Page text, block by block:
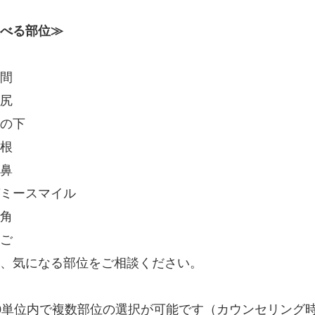
る部位≫
下
ースマイル
気になる部位をご相談ください。
位内で複数部位の選択が可能です（カウンセリング時